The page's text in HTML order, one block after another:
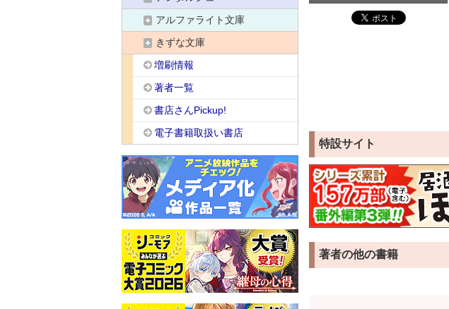
特設サイト
著者の他の書籍
アルファライト文庫
きずな文庫
増刷情報
著者一覧
書店さんPickup!
電子書籍取扱い書店